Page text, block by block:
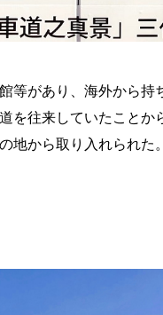
等があり、海外から
を往来していたこと
地から取り入れられ